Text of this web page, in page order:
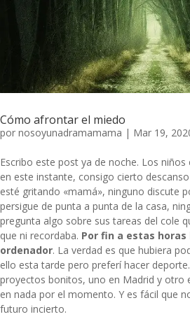
Cómo afrontar el miedo
por nosoyunadramamama | Mar 19,
Escribo este post ya de noche. Los
en este instante, consigo cierto
esté gritando «mamá», ninguno discute
persigue de punta a punta de la casa,
pregunta algo sobre sus tareas del cole
que ni recordaba. Por fin a estas
ordenador. La verdad es que hubiera
ello esta tarde pero preferí hacer
proyectos bonitos, uno en Madrid y otro
en nada por el momento. Y es fácil que
futuro incierto.